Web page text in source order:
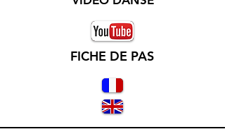
FICHE DE PAS